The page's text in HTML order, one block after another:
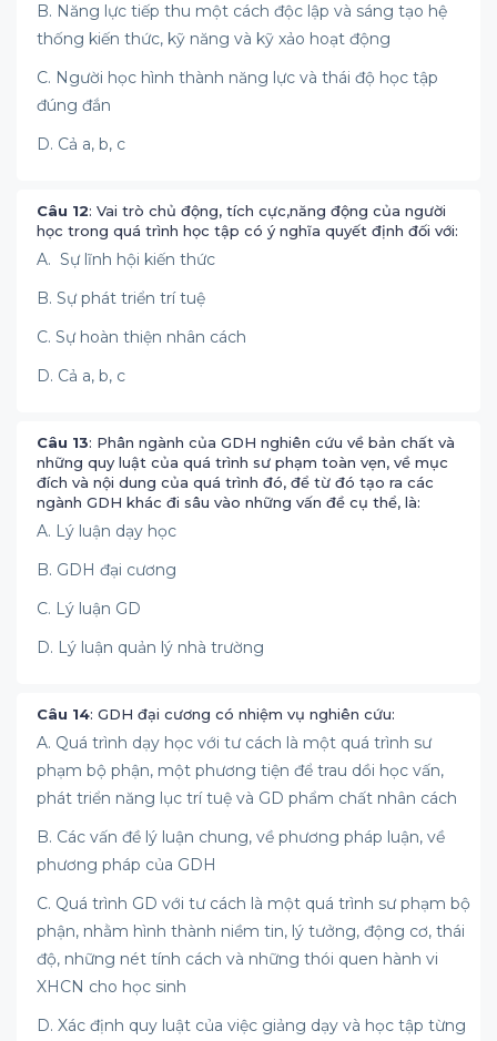
B. Năng lực tiếp thu một cách độc lập và sáng tạo hệ
thống kiến thức, kỹ năng và kỹ xảo hoạt động
C. Người học hình thành năng lực và thái độ học tập
đúng đắn
D. Cả a, b, c
Câu 12: Vai trò chủ động, tích cực,năng động của người
học trong quá trình học tập có ý nghĩa quyết định đối với:
A. Sự lĩnh hội kiến thức
B. Sự phát triển trí tuệ
C. Sự hoàn thiện nhân cách
D. Cả a, b, c
Câu 13: Phân ngành của GDH nghiên cứu về bản chất và
những quy luật của quá trình sư phạm toàn vẹn, về mục
đích và nội dung của quá trình đó, để từ đó tạo ra các
ngành GDH khác đi sâu vào những vấn đề cụ thể, là:
A. Lý luận dạy học
B. GDH đại cương
C. Lý luận GD
D. Lý luận quản lý nhà trường
Câu 14: GDH đại cương có nhiệm vụ nghiên cứu:
A. Quá trình dạy học với tư cách là một quá trình sư
phạm bộ phận, một phương tiện để trau dồi học vấn,
phát triển năng lục trí tuệ và GD phẩm chất nhân cách
B. Các vấn đề lý luận chung, về phương pháp luận, về
phương pháp của GDH
C. Quá trình GD với tư cách là một quá trình sư phạm bộ
phận, nhằm hình thành niềm tin, lý tưởng, động cơ, thái
độ, những nét tính cách và những thói quen hành vi
XHCN cho học sinh
D. Xác định quy luật của việc giảng dạy và học tập từng